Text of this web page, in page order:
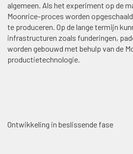
algemeen. Als het experiment op de
Moonrice-proces worden
te produceren. Op de lange termijn
infrastructuren zoals funderingen,
worden gebouwd met behulp van de
productietechnologie.
Ontwikkeling in beslissende fase